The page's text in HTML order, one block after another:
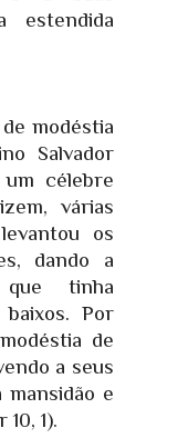
estendida
modéstia
Salvador
célebre
várias
os
dando a
tinha
Por
de
a seus
mansidão e
1).